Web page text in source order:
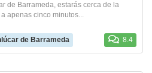
de Barrameda, estarás cerca de la
apenas cinco minutos...
de Barrameda 8.4